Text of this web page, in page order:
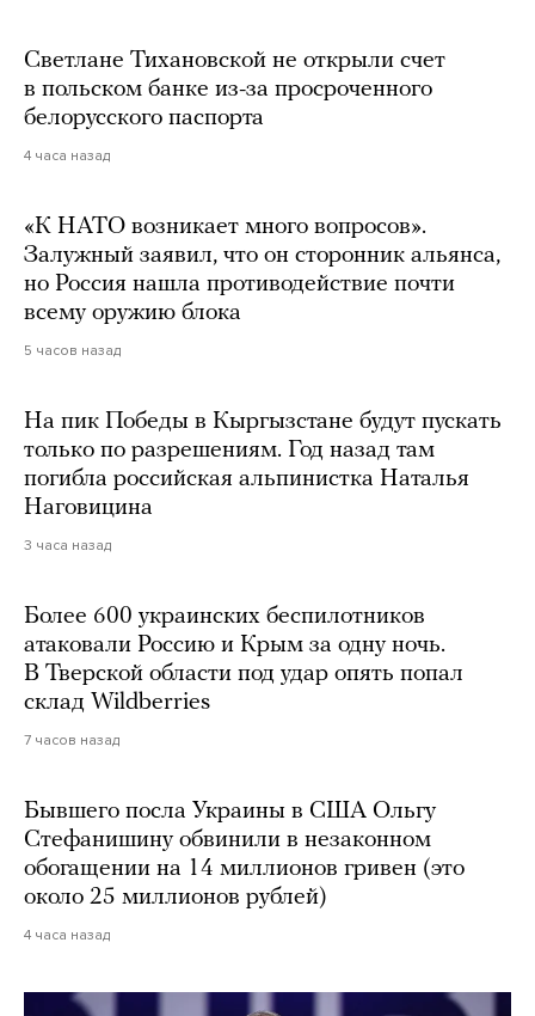
Светлане Тихановской не открыли счет
в польском банке из-за просроченного
белорусского паспорта
4 часа назад
«К НАТО возникает много вопросов».
Залужный заявил, что он сторонник альянса,
но Россия нашла противодействие почти
всему оружию блока
5 часов назад
На пик Победы в Кыргызстане будут пускать
только по разрешениям. Год назад там
погибла российская альпинистка Наталья
Наговицина
3 часа назад
Более 600 украинских беспилотников
атаковали Россию и Крым за одну ночь.
В Тверской области под удар опять попал
склад Wildberries
7 часов назад
Бывшего посла Украины в США Ольгу
Стефанишину обвинили в незаконном
обогащении на 14 миллионов гривен (это
около 25 миллионов рублей)
4 часа назад